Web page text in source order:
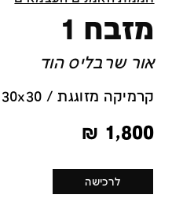
מזבח 1
אור שרבליס הוד
קרמיקה מזוגגת / 30x30x30 ס''מ
1,800
₪
לרכישה